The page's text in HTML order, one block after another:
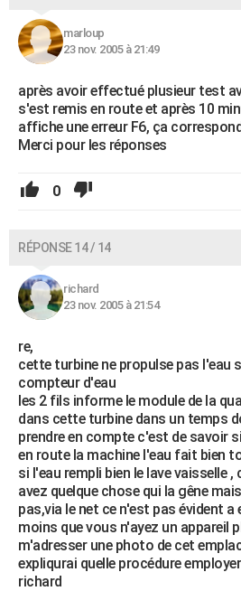
marloup
23 nov. 2005 à 21:49
après avoir effectué plusieur test
s'est remis en route et après 10
affiche une erreur F6, ça
Merci pour les réponses
0
RÉPONSE 14 / 14
richard
23 nov. 2005 à 21:54
re,
cette turbine ne propulse pas l'eau
compteur d'eau
les 2 fils informe le module de la
dans cette turbine dans un temps
prendre en compte c'est de savoir
en route la machine l'eau fait bien
si l'eau rempli bien le lave vaisselle
avez quelque chose qui la gêne
pas,via le net ce n'est pas évident a
moins que vous n'ayez un appareil
m'adresser une photo de cet
expliqurai quelle procédure
richard